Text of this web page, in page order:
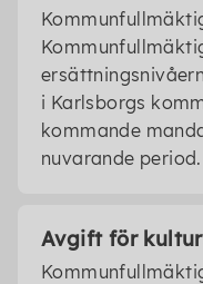
i Karlsborgs
kommande
nuvarande period.
Avgift för